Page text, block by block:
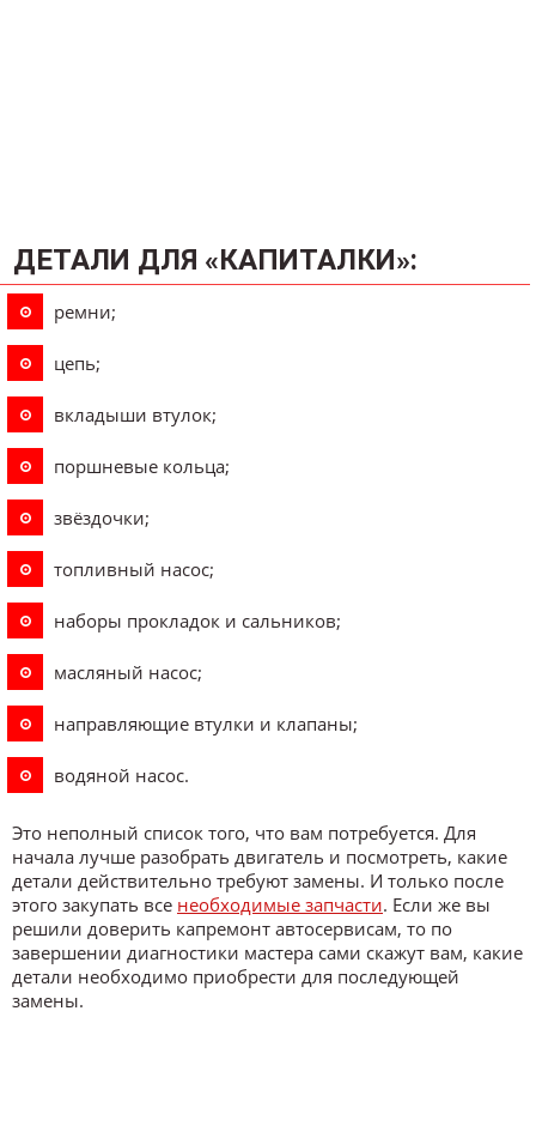
ДЕТАЛИ ДЛЯ «КАПИТАЛКИ»:
ремни;
цепь;
вкладыши втулок;
поршневые кольца;
звёздочки;
топливный насос;
наборы прокладок и сальников;
масляный насос;
направляющие втулки и клапаны;
водяной насос.
Это неполный список того, что вам потребуется. Для
начала лучше разобрать двигатель и посмотреть, какие
детали действительно требуют замены. И только после
этого закупать все необходимые запчасти. Если же вы
решили доверить капремонт автосервисам, то по
завершении диагностики мастера сами скажут вам, какие
детали необходимо приобрести для последующей
замены.